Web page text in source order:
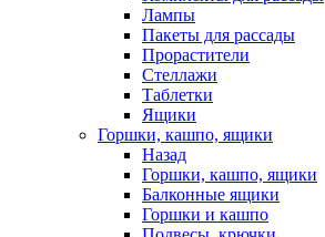
Лампы
Пакеты для рассады
Прорастители
Стеллажи
Таблетки
Ящики
Горшки, кашпо, ящики
Назад
Горшки, кашпо, ящики
Балконные ящики
Горшки и кашпо